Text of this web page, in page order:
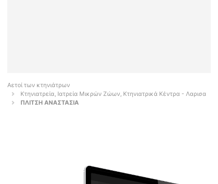
Αετοί των κτηνιάτρων
Κτηνιατρεία, Ιατρεία Μικρών Ζώων, Κτηνιατρικά Κέντρα - Λαρισα
ΠΛΙΤΣΗ ΑΝΑΣΤΑΣΙΑ